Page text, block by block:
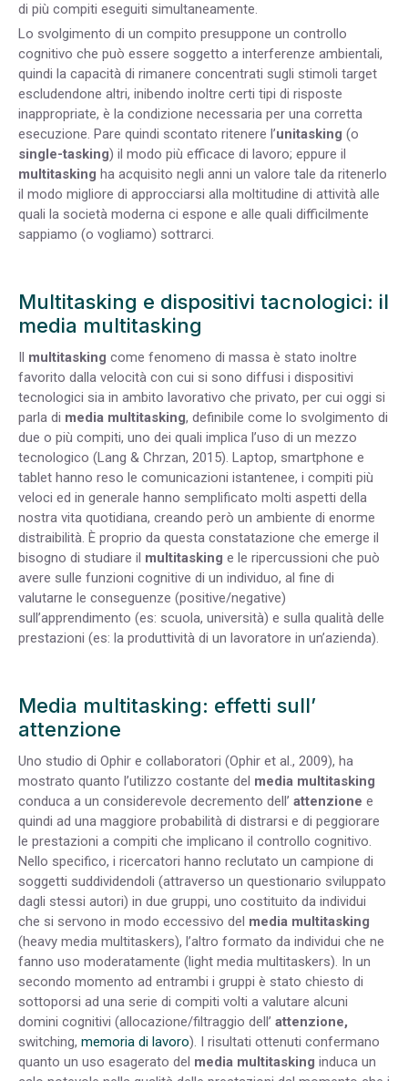
di più compiti eseguiti simultaneamente.
Lo svolgimento di un compito presuppone un controllo
cognitivo che può essere soggetto a interferenze ambientali,
quindi la capacità di rimanere concentrati sugli stimoli target
escludendone altri, inibendo inoltre certi tipi di risposte
inappropriate, è la condizione necessaria per una corretta
esecuzione. Pare quindi scontato ritenere l’unitasking (o
single-tasking) il modo più efficace di lavoro; eppure il
multitasking ha acquisito negli anni un valore tale da ritenerlo
il modo migliore di approcciarsi alla moltitudine di attività alle
quali la società moderna ci espone e alle quali difficilmente
sappiamo (o vogliamo) sottrarci.
Multitasking e dispositivi tacnologici: il
media multitasking
Il multitasking come fenomeno di massa è stato inoltre
favorito dalla velocità con cui si sono diffusi i dispositivi
tecnologici sia in ambito lavorativo che privato, per cui oggi si
parla di media multitasking, definibile come lo svolgimento di
due o più compiti, uno dei quali implica l’uso di un mezzo
tecnologico (Lang & Chrzan, 2015). Laptop, smartphone e
tablet hanno reso le comunicazioni istantenee, i compiti più
veloci ed in generale hanno semplificato molti aspetti della
nostra vita quotidiana, creando però un ambiente di enorme
distraibilità. È proprio da questa constatazione che emerge il
bisogno di studiare il multitasking e le ripercussioni che può
avere sulle funzioni cognitive di un individuo, al fine di
valutarne le conseguenze (positive/negative)
sull’apprendimento (es: scuola, università) e sulla qualità delle
prestazioni (es: la produttività di un lavoratore in un’azienda).
Media multitasking: effetti sull’
attenzione
Uno studio di Ophir e collaboratori (Ophir et al., 2009), ha
mostrato quanto l’utilizzo costante del media multitasking
conduca a un considerevole decremento dell’ attenzione e
quindi ad una maggiore probabilità di distrarsi e di peggiorare
le prestazioni a compiti che implicano il controllo cognitivo.
Nello specifico, i ricercatori hanno reclutato un campione di
soggetti suddividendoli (attraverso un questionario sviluppato
dagli stessi autori) in due gruppi, uno costituito da individui
che si servono in modo eccessivo del media multitasking
(heavy media multitaskers), l’altro formato da individui che ne
fanno uso moderatamente (light media multitaskers). In un
secondo momento ad entrambi i gruppi è stato chiesto di
sottoporsi ad una serie di compiti volti a valutare alcuni
domini cognitivi (allocazione/filtraggio dell’ attenzione,
switching, memoria di lavoro). I risultati ottenuti confermano
quanto un uso esagerato del media multitasking induca un